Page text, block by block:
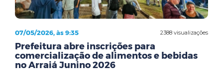
2388 visualizações
07/05/2026, às 9:35
Prefeitura abre inscrições para
comercialização de alimentos e bebidas
no Arraiá Junino 2026